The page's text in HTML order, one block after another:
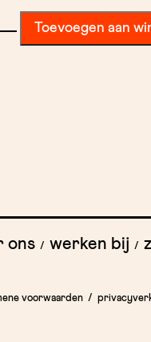
Toevoegen aan
ons werken bij
voorwaarden